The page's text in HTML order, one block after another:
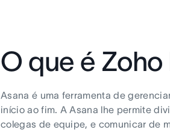
O que é Zoho
Asana é uma ferramenta de
início ao fim. A Asana lhe permite
colegas de equipe, e comunicar de